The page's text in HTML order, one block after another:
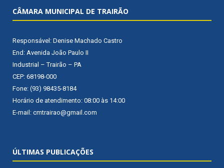
CÂMARA MUNICIPAL DE TRAIRÃO
Responsável: Denise Machado Castro
End: Avenida João Paulo II
Industrial – Trairão – PA
CEP: 68198-000
Fone: (93) 98435-8184
Horário de atendimento: 08:00 às 14:00
E-mail: cmtrairao@gmail.com
ÚLTIMAS PUBLICAÇÕES